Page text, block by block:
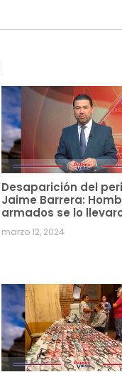
Desaparición del
Jaime Barrera:
armados se lo
marzo 12, 2024